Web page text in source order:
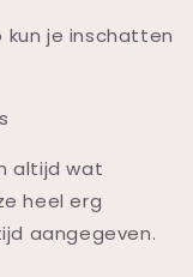
je inschatten
altijd wat
heel erg
aangegeven.